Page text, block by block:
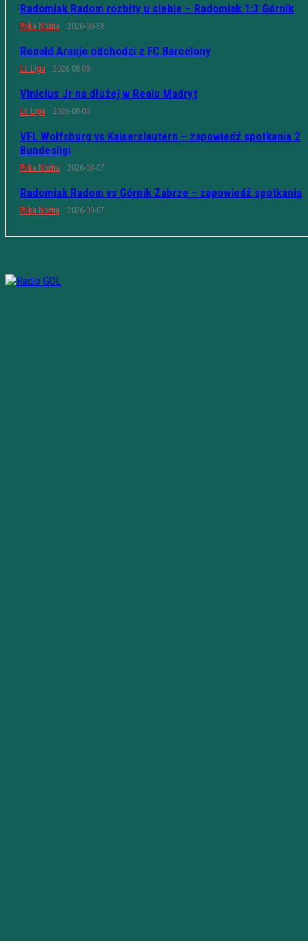
Radomiak Radom rozbity u siebie – Radomiak 1:3 Górnik
Piłka Nożna 2026-08-08
Ronald Araujo odchodzi z FC Barcelony
La Liga 2026-08-08
Vinicius Jr na dłużej w Realu Madryt
La Liga 2026-08-08
VFL Wolfsburg vs Kaiserslautern – zapowiedź spotkania 2
Bundesligi
Piłka Nożna 2026-08-07
Radomiak Radom vs Górnik Zabrze – zapowiedź spotkania
Piłka Nożna 2026-08-07